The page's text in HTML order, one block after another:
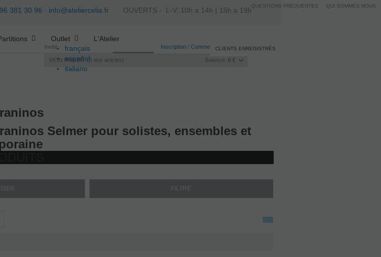
381 30 96 · info@ateliercelia.frOUVERTS - L-V: 10h a 14h | 15h a 19h
français
español
italiano
Invité Inscription / Commencer la session
MON PANIER 0 des articles Balance: 0 €
CLIENTS ENREGISTRÉS
Outlet L'Atelier
Selmer pour solistes, ensembles et
QUESTIONS FRÉQUENTES QUI SOMMES NOUS